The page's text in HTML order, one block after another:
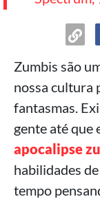
Zumbis são
nossa cultura
fantasmas.
gente até que
apocalipse
habilidades
tempo